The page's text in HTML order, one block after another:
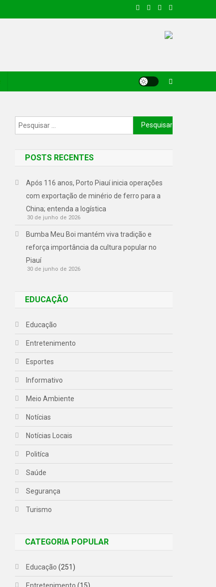
POSTS RECENTES
Após 116 anos, Porto Piauí inicia operações
com exportação de minério de ferro para a
China; entenda a logística
30 de junho de 2026
Bumba Meu Boi mantém viva tradição e
reforça importância da cultura popular no
Piauí
30 de junho de 2026
EDUCAÇÃO
Educação
Entretenimento
Esportes
Informativo
Meio Ambiente
Notícias
Notícias Locais
Politíca
Saúde
Segurança
Turismo
CATEGORIA POPULAR
Educação (251)
Entretenimento (15)